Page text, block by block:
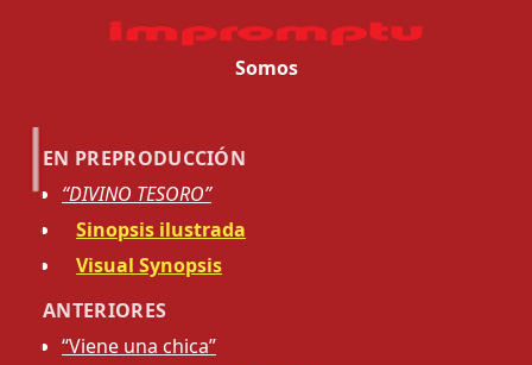
Somos
EN PREPRODUCCIÓN
“DIVINO TESORO”
Sinopsis ilustrada
Visual Synopsis
ANTERIORES
“Viene una chica”